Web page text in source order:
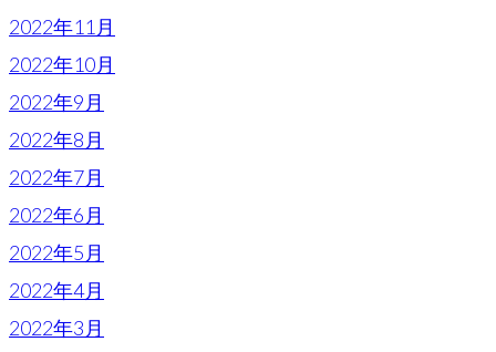
2022年11月
2022年10月
2022年9月
2022年8月
2022年7月
2022年6月
2022年5月
2022年4月
2022年3月